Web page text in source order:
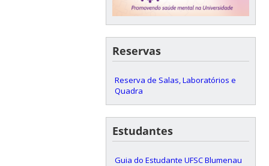
Reservas
Reserva de Salas, Laboratórios e
Quadra
Estudantes
Guia do Estudante UFSC Blumenau